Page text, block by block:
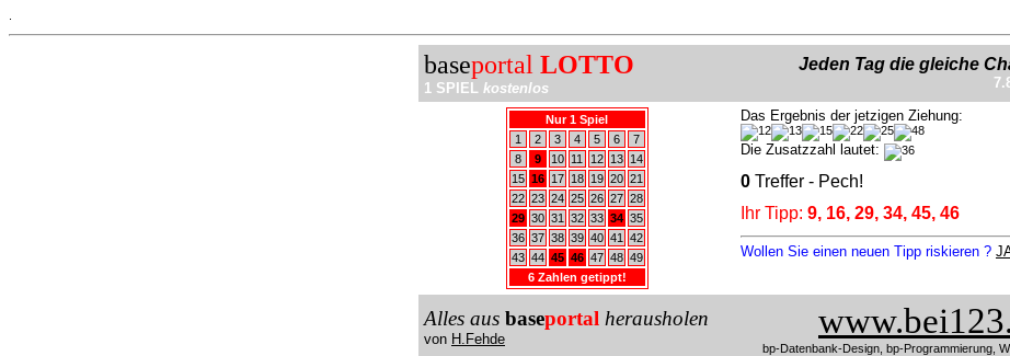
baseportal LOTTO
1 SPIEL kostenlos
Jeden Tag die gleiche
Nur 1 Spiel
1
2 3 4 5 6
7
8
9 10 11 12 13
14
15 16 17 18 19 20 21
22 23 24 25 26 27 28
29 30 31 32 33 34 35
36 37 38 39 40 41
42
43 44 45 46 47 48 49
6 Zahlen getippt!
Das Ergebnis der jetzigen Ziehung:
Die Zusatzzahl lautet:
0 Treffer - Pech!
Ihr Tipp: 9, 16, 29, 34, 45, 46
Wollen Sie einen neuen Tipp riskieren ?
Alles aus baseportal herausholen
von H.Fehde
bp-Datenbank-Design, bp-Programmierung,